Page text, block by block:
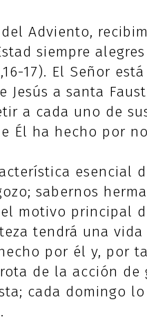
Adviento,
siempre
17). El Señor
Jesús a santa
a cada uno de
Él ha hecho por
esencial
sabernos
motivo principal
tendrá una
por él y, por
de la acción
cada domingo